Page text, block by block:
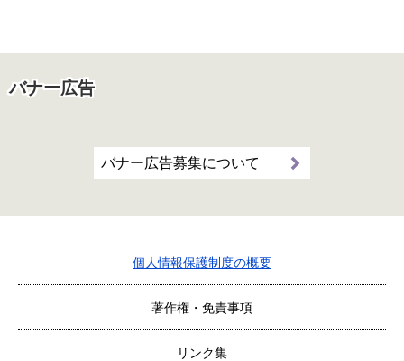
バナー広告
バナー広告募集について
個人情報保護制度の概要
著作権・免責事項
リンク集